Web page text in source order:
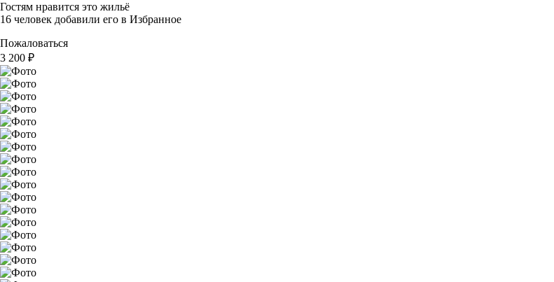
Гостям нравится это жильё
16 человек добавили его в Избранное
Пожаловаться
3 200 ₽